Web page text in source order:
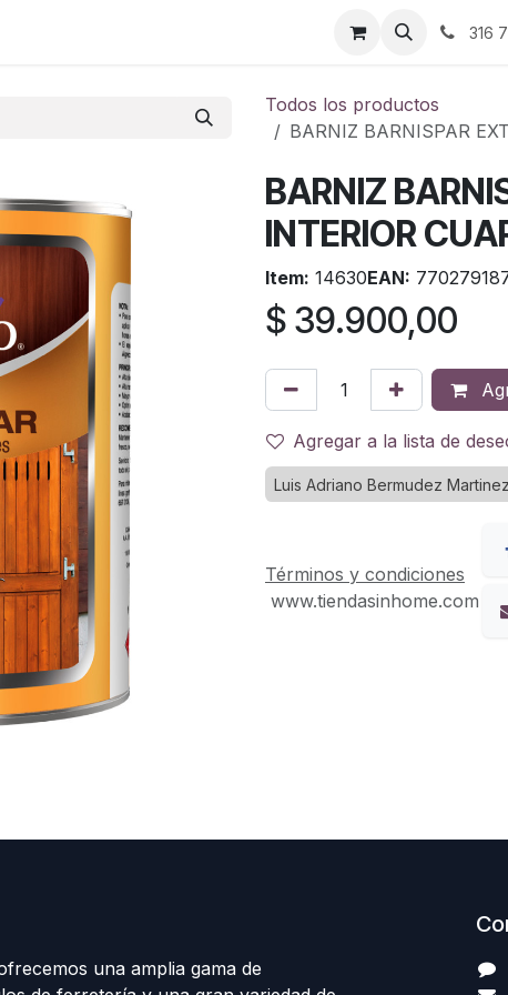
316
Todos los productos
BARNIZ BARNISPAR
BARNIZ
INTERIOR
Item: 14630EAN:
$ 39.900,00
Agregar a la lista de
Luis Adriano Bermudez Martinez
Términos y condiciones
www.tiendasinhome.com
una amplia gama de